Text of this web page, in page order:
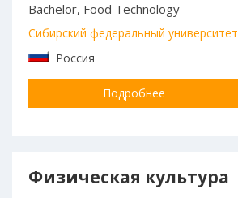
Bachelor, Food Technology
Сибирский федеральный университет
Россия
Подробнее
Физическая культура